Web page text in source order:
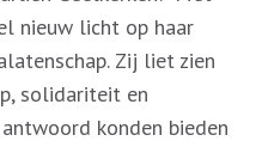
nieuw licht op haar
Zij liet zien
solidariteit en
konden bieden